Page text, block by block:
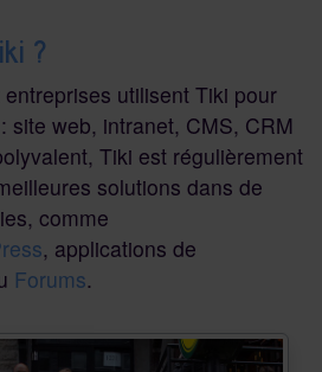
?
utilisent Tiki pour
site web, intranet, CMS, CRM
Tiki est régulièrement
solutions dans de
comme
, applications de
Forums.